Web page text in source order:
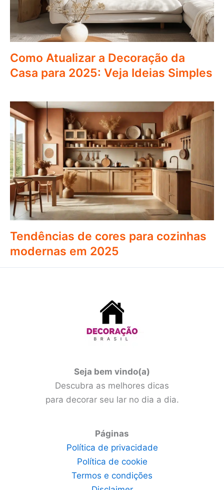
Como Atualizar a Decoração da
Casa para 2025: Veja Ideias Simples
Tendências de cores para cozinhas
modernas em 2025
Seja bem vindo(a)
Descubra as melhores dicas
para decorar seu lar no dia a dia.
Páginas
Política de privacidade
Política de cookie
Termos e condições